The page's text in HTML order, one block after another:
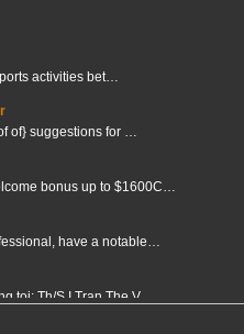
activities bet…
of} suggestions for …
bonus up to $1600C…
have a notable…
toi: Th/S I Tran The V…